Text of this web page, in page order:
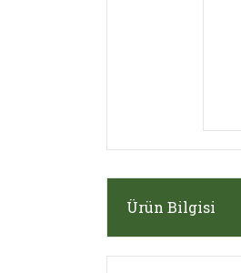
Ürün Bilgisi